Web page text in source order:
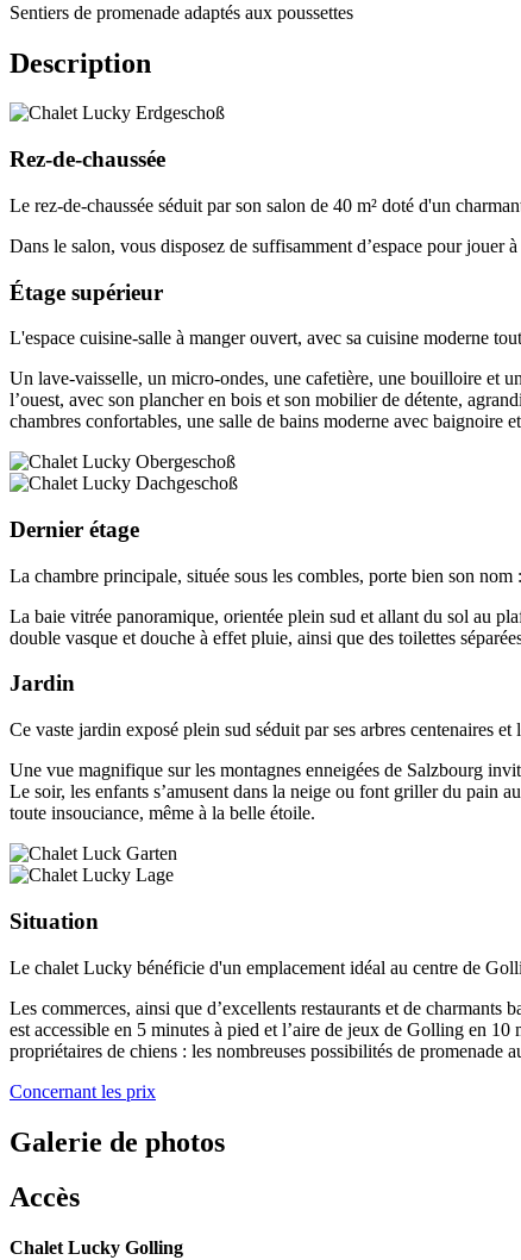
Sentiers de promenade adaptés aux poussettes
Description
Rez-de-chaussée
Le rez-de-chaussée séduit par son salon de 40 m² doté d'un
Dans le salon, vous disposez de suffisamment d’espace pour jouer
Étage supérieur
L'espace cuisine-salle à manger ouvert, avec sa cuisine moderne
Un lave-vaisselle, un micro-ondes, une cafetière, une bouilloire et
l’ouest, avec son plancher en bois et son mobilier de détente,
chambres confortables, une salle de bains moderne avec baignoire
Dernier étage
La chambre principale, située sous les combles, porte bien son nom :
La baie vitrée panoramique, orientée plein sud et allant du sol au
double vasque et douche à effet pluie, ainsi que des toilettes
Jardin
Ce vaste jardin exposé plein sud séduit par ses arbres centenaires
Une vue magnifique sur les montagnes enneigées de Salzbourg
Le soir, les enfants s’amusent dans la neige ou font griller du pain
toute insouciance, même à la belle étoile.
Situation
Le chalet Lucky bénéficie d'un emplacement idéal au centre de
Les commerces, ainsi que d’excellents restaurants et de charmants
est accessible en 5 minutes à pied et l’aire de jeux de Golling en
propriétaires de chiens : les nombreuses possibilités de promenade
Concernant les prix
Galerie de photos
Accès
Chalet Lucky Golling